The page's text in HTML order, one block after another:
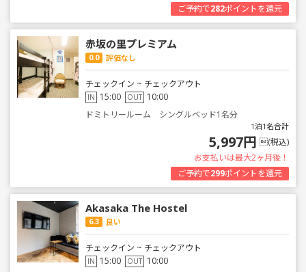
ご予約で282ポイントを還元
赤坂の里プレミアム
0.0 評価なし
チェックイン ~ チェックアウト
IN 15:00 OUT 10:00
ドミトリールーム シングルベッド1名分
1泊1名合計
5,997円 (税込)
お支払いは最大2ヶ月後！
ご予約で299ポイントを還元
Akasaka The Hostel
6.3 良い
チェックイン ~ チェックアウト
IN 15:00 OUT 10:00